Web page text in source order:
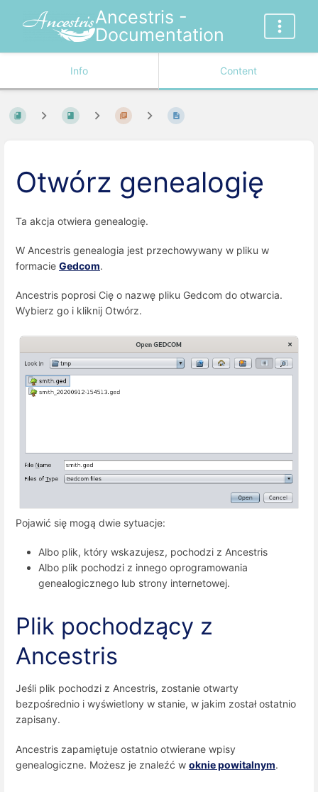
Ancestris -
Documentation
Info Content
Otwórz genealogię
Ta akcja otwiera genealogię.
W Ancestris genealogia jest przechowywany w pliku w
formacie Gedcom.
Ancestris poprosi Cię o nazwę pliku Gedcom do otwarcia.
Wybierz go i kliknij Otwórz.
Pojawić się mogą dwie sytuacje:
Albo plik, który wskazujesz, pochodzi z Ancestris
Albo plik pochodzi z innego oprogramowania
genealogicznego lub strony internetowej.
Plik pochodzący z
Ancestris
Jeśli plik pochodzi z Ancestris, zostanie otwarty
bezpośrednio i wyświetlony w stanie, w jakim został ostatnio
zapisany.
Ancestris zapamiętuje ostatnio otwierane wpisy
genealogiczne. Możesz je znaleźć w oknie powitalnym.